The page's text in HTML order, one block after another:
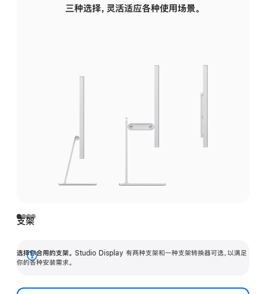
三种选择，灵活适应各种使用场景。
支架
选择你合用的支架。 Studio Display 有两种支架和一种支架转换器可选，以满足
你的各种安装需求。
展